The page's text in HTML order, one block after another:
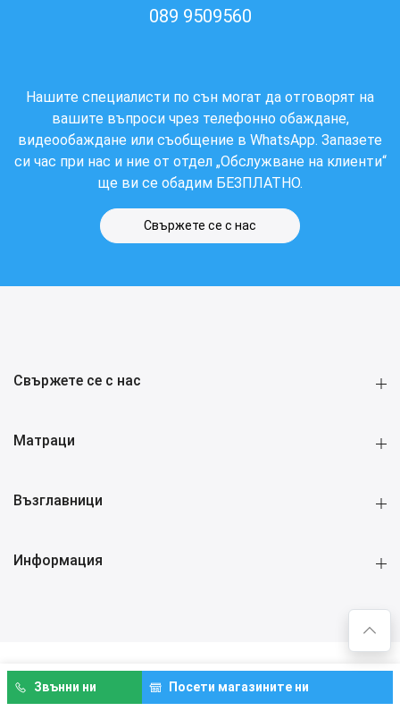
089 9509560
Нашите специалисти по сън могат да отговорят на
вашите въпроси чрез телефонно обаждане,
видеообаждане или съобщение в WhatsApp. Запазете
си час при нас и ние от отдел „Обслужване на клиенти“
ще ви се обадим БЕЗПЛАТНО.
Свържете се с нас
Свържете се с нас
Матраци
Възглавници
Информация
Copyright ©2026 Descanso all rights reserved.
Звънни ни
Посети магазините ни